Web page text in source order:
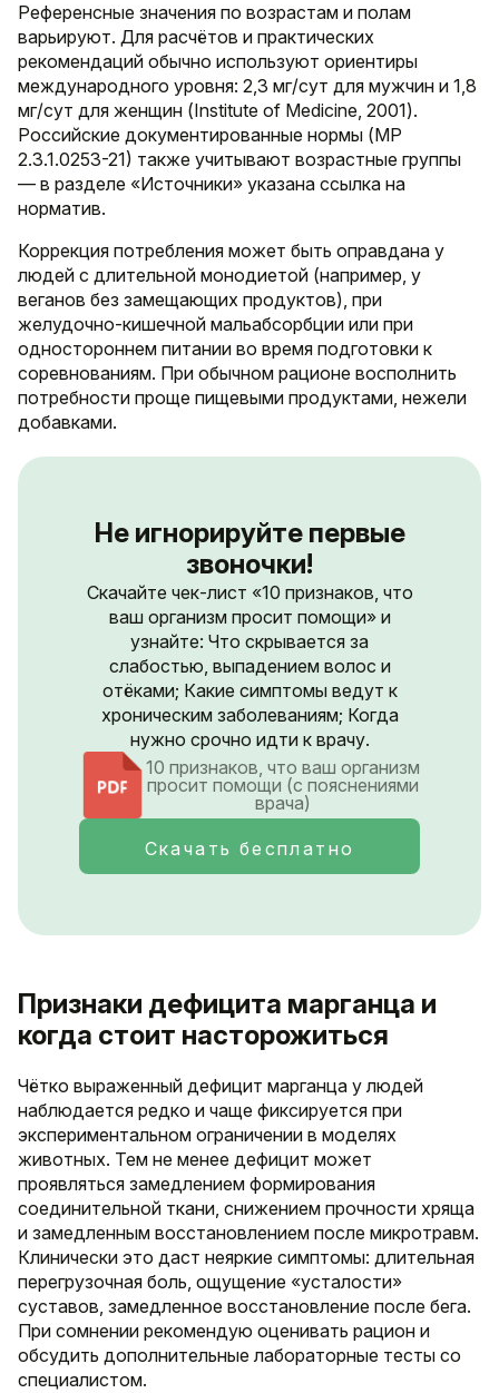
Референсные значения по возрастам и полам
варьируют. Для расчётов и практических
рекомендаций обычно используют ориентиры
международного уровня: 2,3 мг/сут для мужчин и 1,8
мг/сут для женщин (Institute of Medicine, 2001).
Российские документированные нормы (МР
2.3.1.0253-21) также учитывают возрастные группы
— в разделе «Источники» указана ссылка на
норматив.
Коррекция потребления может быть оправдана у
людей с длительной монодиетой (например, у
веганов без замещающих продуктов), при
желудочно-кишечной мальабсорбции или при
одностороннем питании во время подготовки к
соревнованиям. При обычном рационе восполнить
потребности проще пищевыми продуктами, нежели
добавками.
Не игнорируйте первые
звоночки!
Скачайте чек-лист «10 признаков, что
ваш организм просит помощи» и
узнайте: Что скрывается за
слабостью, выпадением волос и
отёками; Какие симптомы ведут к
хроническим заболеваниям; Когда
нужно срочно идти к врачу.
10 признаков, что ваш организм
просит помощи (с пояснениями
врача)
Скачать бесплатно
Признаки дефицита марганца и
когда стоит насторожиться
Чётко выраженный дефицит марганца у людей
наблюдается редко и чаще фиксируется при
экспериментальном ограничении в моделях
животных. Тем не менее дефицит может
проявляться замедлением формирования
соединительной ткани, снижением прочности хряща
и замедленным восстановлением после микротравм.
Клинически это даст неяркие симптомы: длительная
перегрузочная боль, ощущение «усталости»
суставов, замедленное восстановление после бега.
При сомнении рекомендую оценивать рацион и
обсудить дополнительные лабораторные тесты со
специалистом.